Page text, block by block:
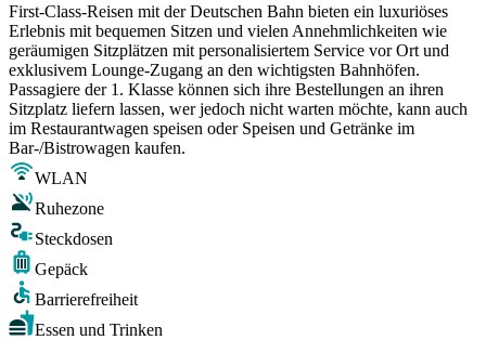
First-Class-Reisen mit der Deutschen Bahn bieten ein luxuriöses
Erlebnis mit bequemen Sitzen und vielen Annehmlichkeiten wie
geräumigen Sitzplätzen mit personalisiertem Service vor Ort und
exklusivem Lounge-Zugang an den wichtigsten Bahnhöfen.
Passagiere der 1. Klasse können sich ihre Bestellungen an ihren
Sitzplatz liefern lassen, wer jedoch nicht warten möchte, kann auch
im Restaurantwagen speisen oder Speisen und Getränke im
Bar-/Bistrowagen kaufen.
WLAN
Ruhezone
Steckdosen
Gepäck
Barrierefreiheit
Essen und Trinken